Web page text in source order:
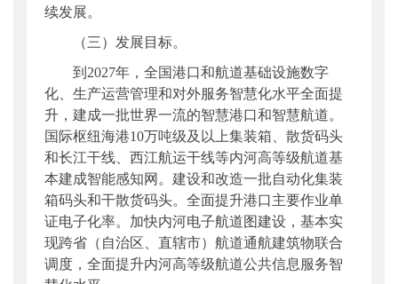
续发展。
（三）发展目标。
到2027年，全国港口和航道基础设施数字
化、生产运营管理和对外服务智慧化水平全面提
升，建成一批世界一流的智慧港口和智慧航道。
国际枢纽海港10万吨级及以上集装箱、散货码头
和长江干线、西江航运干线等内河高等级航道基
本建成智能感知网。建设和改造一批自动化集装
箱码头和干散货码头。全面提升港口主要作业单
证电子化率。加快内河电子航道图建设，基本实
现跨省（自治区、直辖市）航道通航建筑物联合
调度，全面提升内河高等级航道公共信息服务智